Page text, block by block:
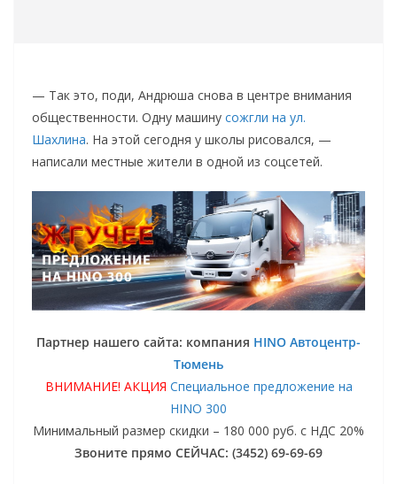
— Так это, поди, Андрюша снова в центре внимания
общественности. Одну машину сожгли на ул.
Шахлина. На этой сегодня у школы рисовался, —
написали местные жители в одной из соцсетей.
Партнер нашего сайта: компания HINO Автоцентр-
Тюмень
ВНИМАНИЕ! АКЦИЯ Специальное предложение на
HINO 300
Минимальный размер скидки – 180 000 руб. с НДС 20%
Звоните прямо СЕЙЧАС: (3452) 69-69-69